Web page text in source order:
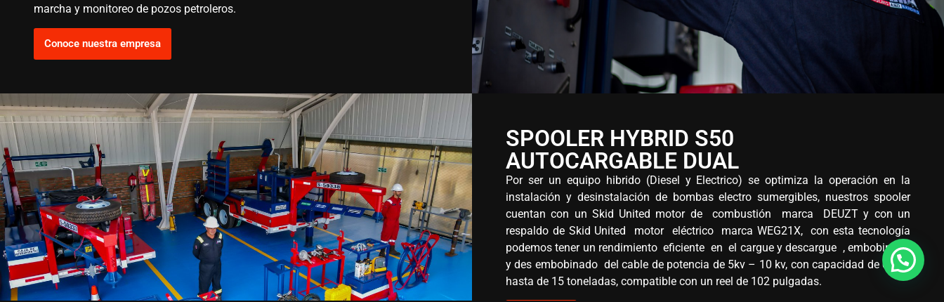
marcha y monitoreo de pozos petroleros.
Conoce nuestra empresa
SPOOLER HYBRID S50
AUTOCARGABLE DUAL
Por ser un equipo hibrido (Diesel y Electrico) se optimiza la operación en la
instalación y desinstalación de bombas electro sumergibles, nuestros spooler
cuentan con un Skid United motor de combustión marca DEUZT y con un
respaldo de Skid United motor eléctrico marca WEG21X, con esta tecnología
podemos tener un rendimiento eficiente en el cargue y descargue , embobinado
y des embobinado del cable de potencia de 5kv – 10 kv, con capacidad de carga
hasta de 15 toneladas, compatible con un reel de 102 pulgadas.